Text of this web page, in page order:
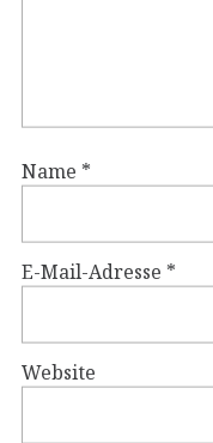
Name *
E-Mail-Adresse *
Website